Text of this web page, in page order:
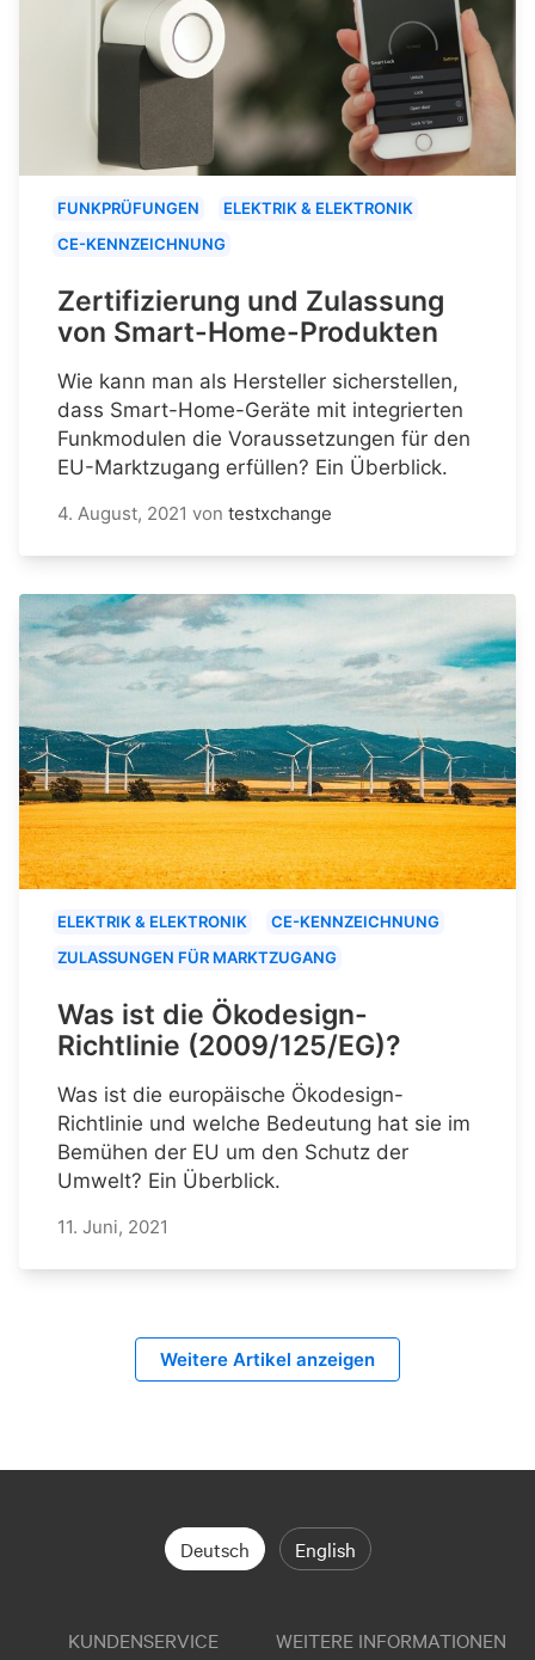
FUNKPRÜFUNGEN
ELEKTRIK & ELEKTRONIK
CE-KENNZEICHNUNG
Zertifizierung und Zulassung
von Smart-Home-Produkten
Wie kann man als Hersteller sicherstellen,
dass Smart-Home-Geräte mit integrierten
Funkmodulen die Voraussetzungen für den
EU-Marktzugang erfüllen? Ein Überblick.
4. August, 2021 von testxchange
ELEKTRIK & ELEKTRONIK
CE-KENNZEICHNUNG
ZULASSUNGEN FÜR MARKTZUGANG
Was ist die Ökodesign-
Richtlinie (2009/125/EG)?
Was ist die europäische Ökodesign-
Richtlinie und welche Bedeutung hat sie im
Bemühen der EU um den Schutz der
Umwelt? Ein Überblick.
11. Juni, 2021
Weitere Artikel anzeigen
Deutsch English
KUNDENSERVICE WEITERE INFORMATIONEN